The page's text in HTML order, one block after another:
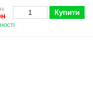
(Повний захист камери)
Купити